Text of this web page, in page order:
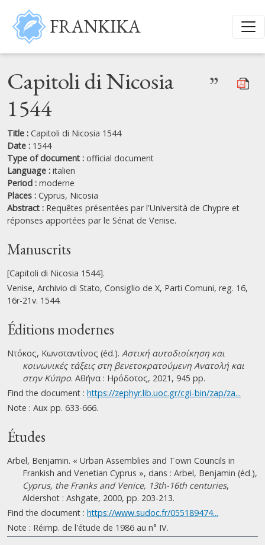
Skip to main content
FRANKIKA
Capitoli di Nicosia
1544
”
Title : Capitoli di Nicosia 1544
Date : 1544
Type of document : official document
Language : italien
Period : moderne
Places : Cyprus, Nicosia
Abstract : Requêtes présentées par l'Università de Chypre et
réponses apportées par le Sénat de Venise.
Manuscrits
[Capitoli di Nicosia 1544].
Venise, Archivio di Stato, Consiglio de X, Parti Comuni, reg. 16,
16r-21v. 1544.
Éditions modernes
Ντόκος, Κωνσταντίνος (éd.). Αστική αυτοδιοίκηση και
κοινωνικές τάξεις στη βενετοκρατούμενη Ανατολή και
στην Κύπρο. Αθήνα : Ηρόδοτος, 2021, 945 pp.
Find the document : https://zephyr.lib.uoc.gr/cgi-bin/zap/za...
Note : Aux pp. 633-666.
Études
Arbel, Benjamin. « Urban Assemblies and Town Councils in
Frankish and Venetian Cyprus », dans : Arbel, Benjamin (éd.),
Cyprus, the Franks and Venice, 13th-16th centuries,
Aldershot : Ashgate, 2000, pp. 203-213.
Find the document : https://www.sudoc.fr/055189474...
Note : Réimp. de l'étude de 1986 au n° IV.